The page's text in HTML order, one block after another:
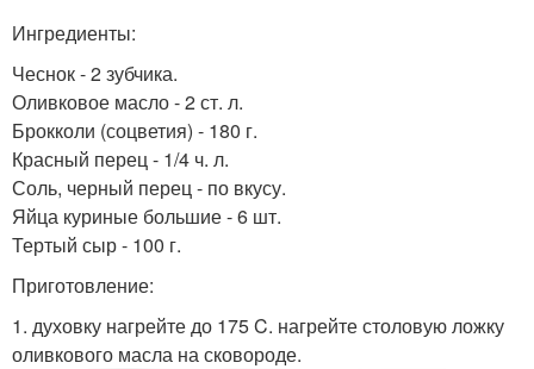
Ингредиенты:
Чеснок - 2 зубчика.
Оливковое масло - 2 ст. л.
Брокколи (соцветия) - 180 г.
Красный перец - 1/4 ч. л.
Соль, черный перец - по вкусу.
Яйца куриные большие - 6 шт.
Тертый сыр - 100 г.
Приготовление:
1. духовку нагрейте до 175 C. нагрейте столовую ложку
оливкового масла на сковороде.